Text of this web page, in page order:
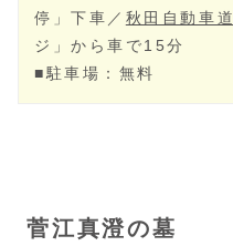
停」下車／ 秋田自動車道
ジ」から車で15分
■駐車場：無料
菅江真澄の墓